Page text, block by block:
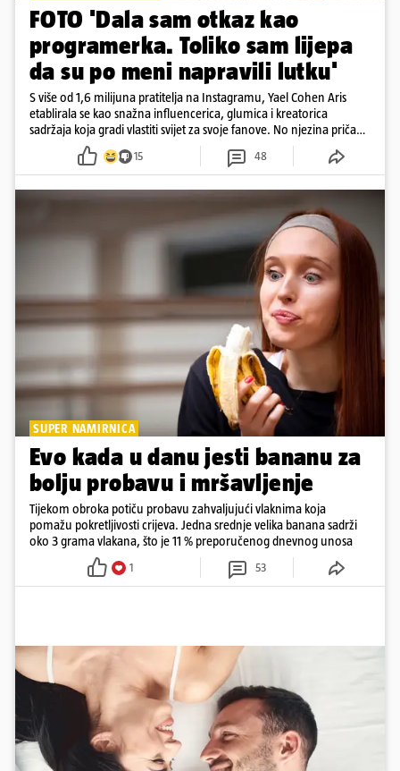
FOTO 'Dala sam otkaz kao
programerka. Toliko sam lijepa
da su po meni napravili lutku'
S više od 1,6 milijuna pratitelja na Instagramu, Yael Cohen Aris
etablirala se kao snažna influencerica, glumica i kreatorica
sadržaja koja gradi vlastiti svijet za svoje fanove. No njezina priča
pokazuje da online slava dolazi i s neočekivanim izazovima
15 48
SUPER NAMIRNICA
Evo kada u danu jesti bananu za
bolju probavu i mršavljenje
Tijekom obroka potiču probavu zahvaljujući vlaknima koja
pomažu pokretljivosti crijeva. Jedna srednje velika banana sadrži
oko 3 grama vlakana, što je 11 % preporučenog dnevnog unosa
1 53